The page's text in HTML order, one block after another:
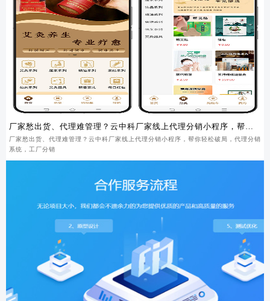
厂家愁出货、代理难管理？云中科厂家线上代理分销小程序，帮你
轻松破局
厂家愁出货、代理难管理？云中科厂家线上代理分销小程序，帮你轻松破局，代理分销
系统，工厂分销